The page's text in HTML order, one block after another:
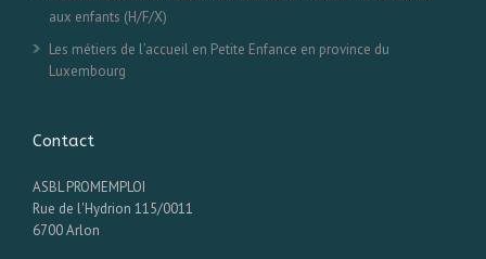
aux enfants (H/F/X)
Les métiers de l’accueil en Petite Enfance en province du
Luxembourg
Contact
ASBL PROMEMPLOI
Rue de l'Hydrion 115/0011
6700 Arlon